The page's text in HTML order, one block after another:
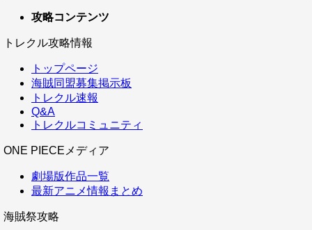
攻略コンテンツ
トレクル攻略情報
トップページ
海賊同盟募集掲示板
トレクル速報
Q&A
トレクルコミュニティ
ONE PIECEメディア
劇場版作品一覧
最新アニメ情報まとめ
海賊祭攻略